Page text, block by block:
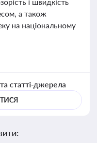
а також
на національному
статті-джерела